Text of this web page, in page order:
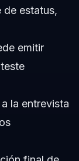
de estatus,
emitir
la entrevista